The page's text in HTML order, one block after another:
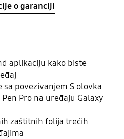
o garanciji
aplikaciju kako biste
povezivanjem S olovka
Pro na uređaju Galaxy
zaštitnih folija trećih